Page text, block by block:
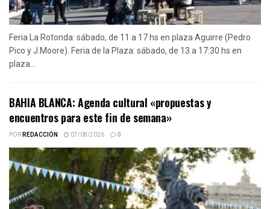
Feria La Rotonda: sábado, de 11 a 17 hs en plaza Aguirre (Pedro
Pico y J.Moore). Feria de la Plaza: sábado, de 13 a 17:30 hs en
plaza...
BAHIA BLANCA: Agenda cultural «propuestas y
encuentros para este fin de semana»
PORREDACCIÓN 07/08/2026 0